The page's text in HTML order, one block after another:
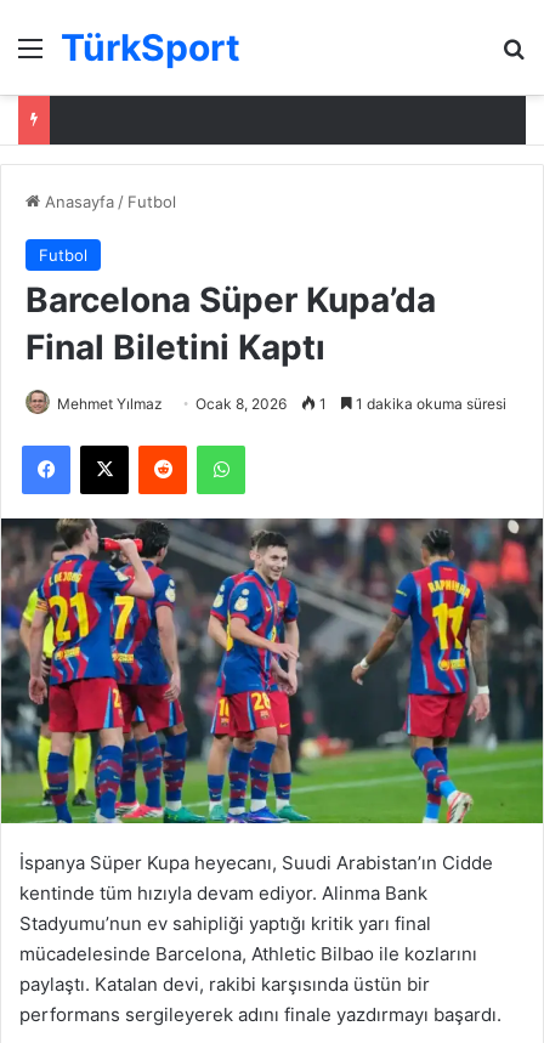
Menü
TürkSport
Anasayfa / Futbol
Futbol
Barcelona Süper Kupa’da
Final Biletini Kaptı
Mehmet Yılmaz Ocak 8, 2026 1 1 dakika okuma süresi
Facebook
X Reddit WhatsApp
İspanya Süper Kupa heyecanı, Suudi Arabistan’ın Cidde
kentinde tüm hızıyla devam ediyor. Alinma Bank
Stadyumu’nun ev sahipliği yaptığı kritik yarı final
mücadelesinde Barcelona, Athletic Bilbao ile kozlarını
paylaştı. Katalan devi, rakibi karşısında üstün bir
performans sergileyerek adını finale yazdırmayı başardı.